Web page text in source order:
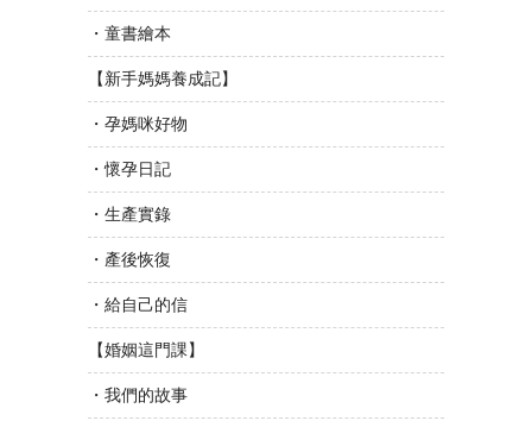
・童書繪本
【新手媽媽養成記】
・孕媽咪好物
・懷孕日記
・生產實錄
・產後恢復
・給自己的信
【婚姻這門課】
・我們的故事